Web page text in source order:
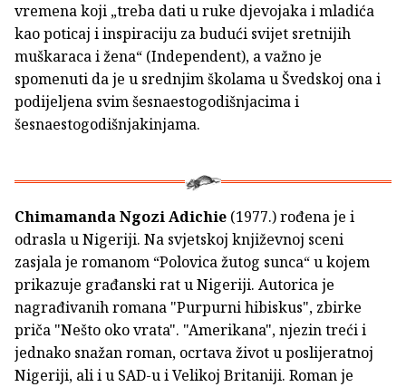
vremena koji „treba dati u ruke djevojaka i mladića
kao poticaj i inspiraciju za budući svijet sretnijih
muškaraca i žena“ (Independent), a važno je
spomenuti da je u srednjim školama u Švedskoj ona i
podijeljena svim šesnaestogodišnjacima i
šesnaestogodišnjakinjama.
Chimamanda Ngozi Adichie (1977.) rođena je i
odrasla u Nigeriji. Na svjetskoj književnoj sceni
zasjala je romanom “Polovica žutog sunca“ u kojem
prikazuje građanski rat u Nigeriji. Autorica je
nagrađivanih romana "Purpurni hibiskus", zbirke
priča "Nešto oko vrata". "Amerikana", njezin treći i
jednako snažan roman, ocrtava život u poslijeratnoj
Nigeriji, ali i u SAD-u i Velikoj Britaniji. Roman je